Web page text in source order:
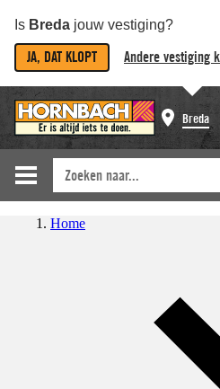
Is Breda jouw vestiging?
JA, DAT KLOPT Andere vestiging
Breda
Home